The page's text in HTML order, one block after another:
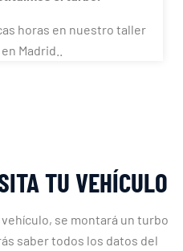
horas en nuestro taller
Madrid..
TU VEHÍCULO
se montará un turbo
saber todos los datos del